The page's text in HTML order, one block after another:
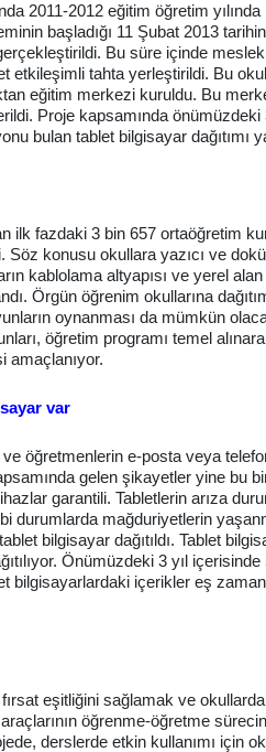
2011-2012 eğitim öğretim
başladığı 11 Şubat 2013
Bu süre içinde
etkileşimli tahta yerleştirildi. Bu
eğitim merkezi kuruldu. Bu
Proje kapsamında önümüzdeki
bulan tablet bilgisayar dağıtımı
ilk fazdaki 3 bin 657 ortaöğretim
konusu okullara yazıcı ve
kablolama altyapısı ve yerel alan
Örgün öğrenim okullarına
oynanması da mümkün
öğretim programı temel
amaçlanıyor.
var
öğretmenlerin e-posta veya
gelen şikayetler yine bu
garantili. Tabletlerin arıza
durumlarda mağduriyetlerin
bilgisayar dağıtıldı. Tablet
Önümüzdeki 3 yıl içerisinde
bilgisayarlardaki içerikler eş
eşitliğini sağlamak ve
öğrenme-öğretme
derslerde etkin kullanımı için